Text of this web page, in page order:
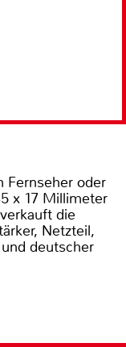
Fernseher oder
x 17 Millimeter
verkauft die
Netzteil,
deutscher